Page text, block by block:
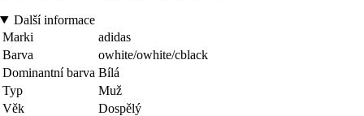
Další informace
Marki
adidas
Barva
owhite/owhite/cblack
Dominantní barva Bílá
Typ
Muž
Věk
Dospělý